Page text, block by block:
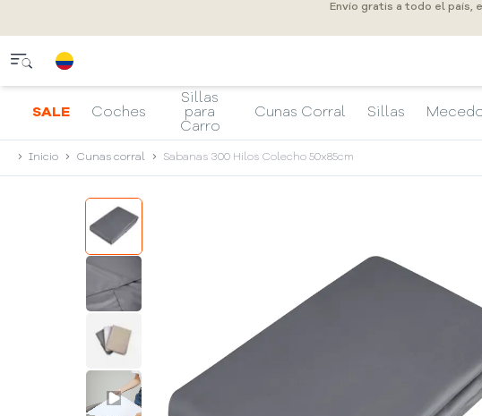
Envío gratis a todo el país,
SALE Coches
Sillas
para
Carro
Cunas Corral Sillas
Inicio Cunas corral Sabanas 300 Hilos Colecho 50x85cm